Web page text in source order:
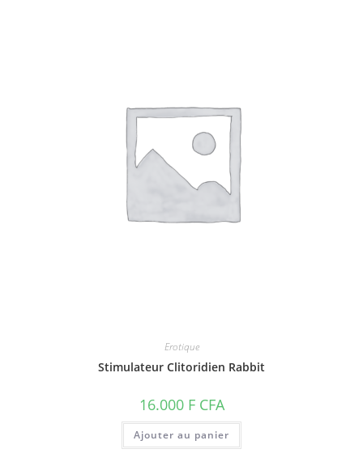
Erotique
Stimulateur Clitoridien Rabbit
16.000 F CFA
Ajouter au panier